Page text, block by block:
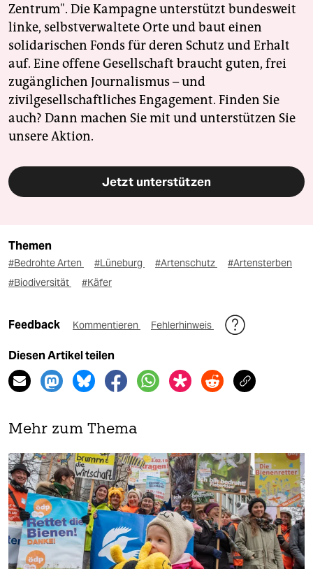
Zentrum". Die Kampagne unterstützt bundesweit
linke, selbstverwaltete Orte und baut einen
solidarischen Fonds für deren Schutz und Erhalt
auf. Eine offene Gesellschaft braucht guten, frei
zugänglichen Journalismus – und
zivilgesellschaftliches Engagement. Finden Sie
auch? Dann machen Sie mit und unterstützen Sie
unsere Aktion.
Jetzt unterstützen
Themen
#Bedrohte Arten #Lüneburg #Artenschutz
#Artensterben
#Biodiversität
#Käfer
Feedback Kommentieren Fehlerhinweis
Diesen Artikel teilen
Mehr zum Thema